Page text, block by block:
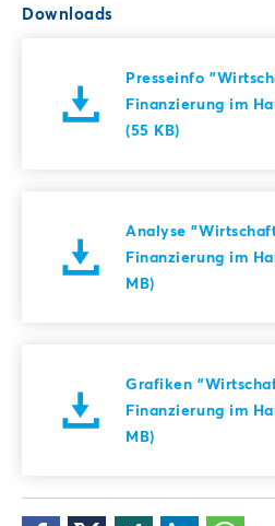
Downloads
Presseinfo
Finanzierung im
(55 KB)
Analyse
Finanzierung im
MB)
Grafiken
Finanzierung im
MB)